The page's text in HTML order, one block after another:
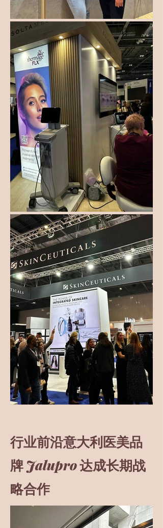
行业前沿意大利医美品
牌​ Jalupro达成长期战
略合作